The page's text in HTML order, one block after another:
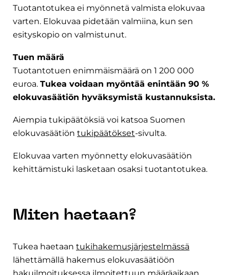
Tuotantotukea ei myönnetä valmista elokuvaa
varten. Elokuvaa pidetään valmiina, kun sen
esityskopio on valmistunut.
Tuen määrä
Tuotantotuen enimmäismäärä on 1 200 000
euroa. Tukea voidaan myöntää enintään 90 %
elokuvasäätiön hyväksymistä kustannuksista.
Aiempia tukipäätöksiä voi katsoa Suomen
elokuvasäätiön tukipäätökset-sivulta.
Elokuvaa varten myönnetty elokuvasäätiön
kehittämistuki lasketaan osaksi tuotantotukea.
Miten haetaan?
Tukea haetaan tukihakemusjärjestelmässä
lähettämällä hakemus elokuvasäätiöön